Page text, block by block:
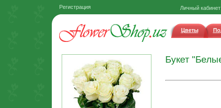
Регистрация Личный кабинет
Цветы
Букет